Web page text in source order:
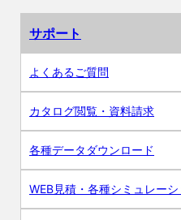
サポート
よくあるご質問
カタログ閲覧・資料請求
各種データダウンロード
WEB見積・各種シミュレーシ